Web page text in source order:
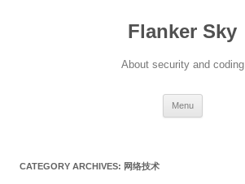
Flanker Sky
About security and coding
Menu
CATEGORY ARCHIVES: 网络技术